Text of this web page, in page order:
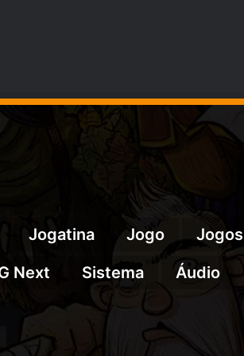
Jogatina Jogo
Jogos
Next Sistema Áudio